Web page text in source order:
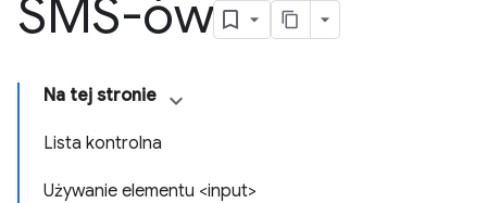
SMS-ów
Na tej stronie
Lista kontrolna
Używanie elementu <input>